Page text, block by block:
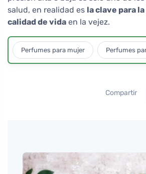
salud, en realidad es la clave para
calidad de vida en la vejez.
Perfumes para mujer Perfumes
Compartir